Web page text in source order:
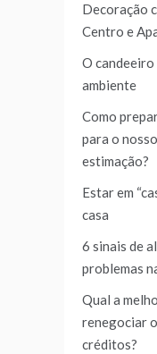
Decoração
Centro e
O
ambiente
Como
para o
estimação?
Estar em
casa
6 sinais de
problemas
Qual a
renegociar
créditos?